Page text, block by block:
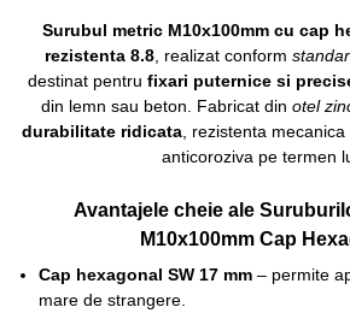
Surubul metric M10x100mm cu cap
rezistenta 8.8 , realizat conform
destinat pentru fixari puternice si
din lemn sau beton. Fabricat din otel
durabilitate ridicata, rezistenta
anticoroziva pe termen
Avantajele cheie ale
M10x100mm Cap
Cap hexagonal SW 17 mm– permite
mare de strangere.